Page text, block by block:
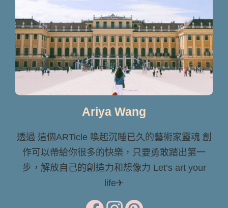
Ariya Wang
透過 這個ARTicle 喚起沉睡已久的藝術家靈魂 創
作可以帶給你很多的快樂，只要勇敢踏出第一
步，解放自己的創造力和想像力 Let’s art your
life✈